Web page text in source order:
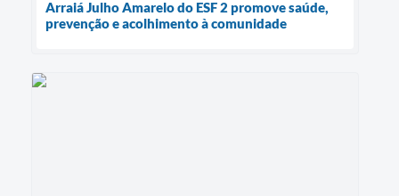
Arraiá Julho Amarelo do ESF 2 promove saúde,
prevenção e acolhimento à comunidade